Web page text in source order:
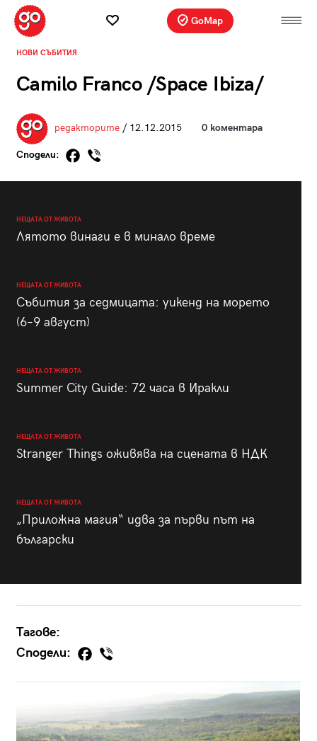
GoMap
НОВИ СЪБИТИЯ
Camilo Franco /Space Ibiza/
редакторите/ 12.12.2015 0 коментара
Сподели:
НЕЩАТА ОТ ЖИВОТА
Лятото винаги е в минало време
НЕЩАТА ОТ ЖИВОТА
Събития за седмицата: уикенд на морето
(6–9 август)
НЕЩАТА ОТ ЖИВОТА
Summer City Guide: 72 часа в Иракли
НЕЩАТА ОТ ЖИВОТА
Stranger Things оживява на сцената в НДК
НЕЩАТА ОТ ЖИВОТА
„Приложна магия“ идва за първи път на
български
Тагове:
Сподели: